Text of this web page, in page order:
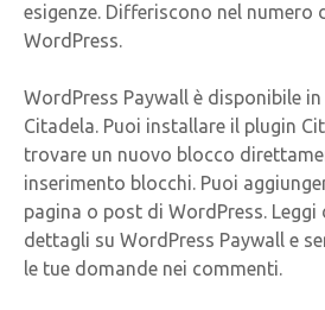
esigenze. Differiscono nel numero
WordPress.
WordPress Paywall è disponibile
Citadela. Puoi installare il plugin
trovare un nuovo blocco
inserimento blocchi. Puoi
pagina o post di WordPress.
dettagli su WordPress Paywall e
le tue domande nei commenti.